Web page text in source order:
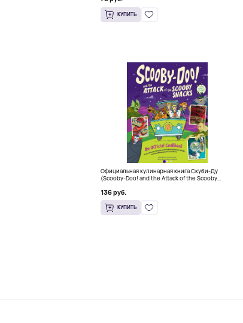
КУПИТЬ
Официальная кулинарная книга Скуби-Ду
(Scooby-Doo! and the Attack of the Scooby
136 руб.
КУПИТЬ